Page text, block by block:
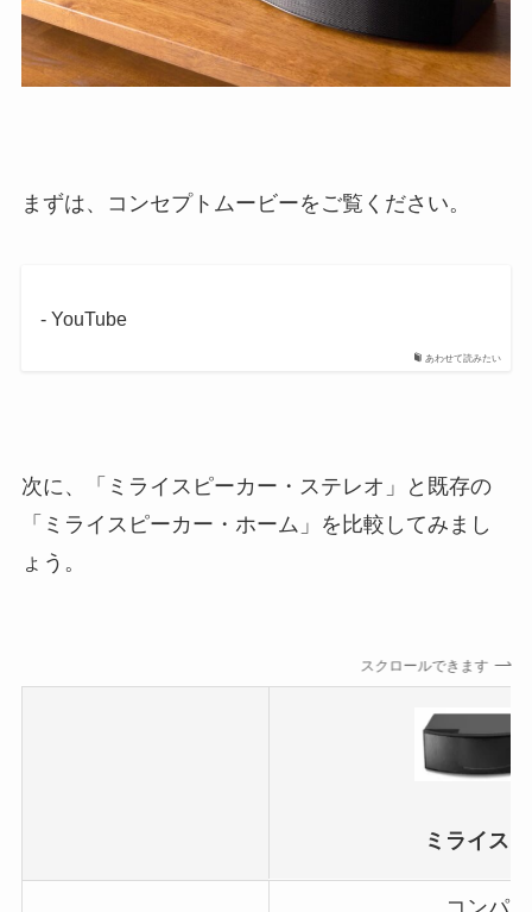
まずは、コンセプトムービーをご覧ください。
あわせて読みたい
- YouTube
次に、「ミライスピーカー・ステレオ」と既存の
「ミライスピーカー・ホーム」を比較してみまし
ょう。
スクロールできます
ミライス
コンパ